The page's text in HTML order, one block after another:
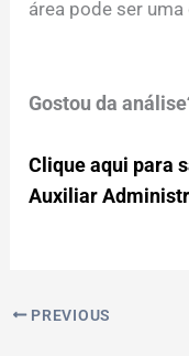
área pode ser
Gostou da
Clique aqui para
Auxiliar
PREVIOUS